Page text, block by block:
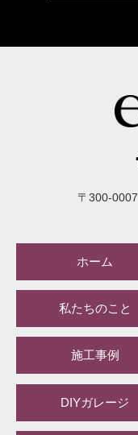
〒 300-0007
ホーム
私たちのこと
施工事例
DIYガレージ